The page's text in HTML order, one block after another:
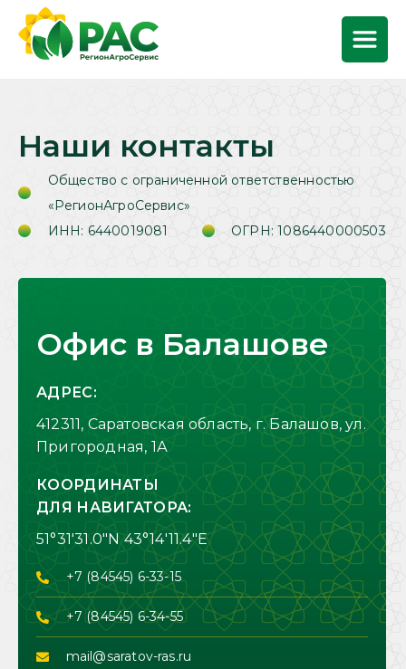
Наши контакты
Общество с ограниченной ответственностью
«РегионАгроСервис»
ИНН: 6440019081
ОГРН: 1086440000503
Офис в Балашове
АДРЕС:
412311, Саратовская область, г. Балашов, ул.
Пригородная, 1А
КООРДИНАТЫ
ДЛЯ НАВИГАТОРА:
51°31'31.0"N 43°14'11.4"E
+7 (84545) 6-33-15
+7 (84545) 6-34-55
mail@saratov-ras.ru